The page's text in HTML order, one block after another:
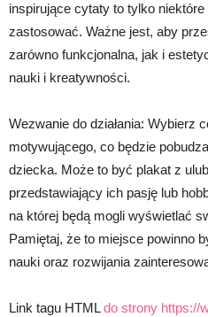
inspirujące cytaty to tylko
zastosować. Ważne jest, aby
zarówno funkcjonalna, jak i
nauki i kreatywności.
Wezwanie do działania: Wybierz
motywującego, co będzie
dziecka. Może to być plakat z
przedstawiający ich pasję lub
na której będą mogli wyświetlać
Pamiętaj, że to miejsce powinno
nauki oraz rozwijania
Link tagu HTMLdo strony https://